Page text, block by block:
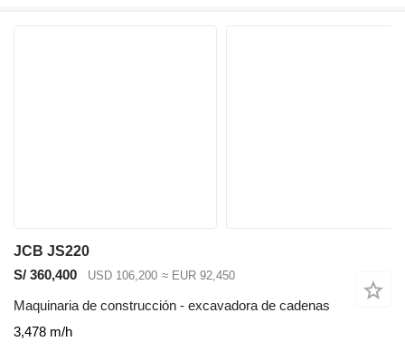
JCB JS220
S/ 360,400
USD 106,200 ≈ EUR 92,450
Maquinaria de construcción - excavadora de cadenas
3,478 m/h